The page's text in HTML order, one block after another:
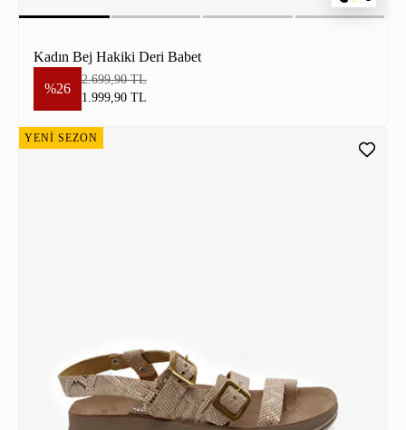
Kadın Bej Hakiki Deri Babet
%26
2.699,90 TL
1.999,90 TL
YENİ SEZON